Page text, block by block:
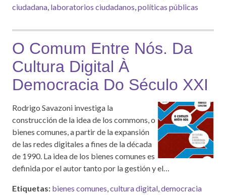
ciudadana, laboratorios ciudadanos,políticas públicas
O Comum Entre Nós. Da
Cultura Digital À
Democracia Do Século XXI
Rodrigo Savazoni investiga la
construcción de la idea de los commons, o
bienes comunes, a partir de la expansión
de las redes digitales a fines de la década
de 1990. La idea de los bienes comunes es
definida por el autor tanto por la gestión y el…
Etiquetas: bienes comunes,cultura digital,democracia